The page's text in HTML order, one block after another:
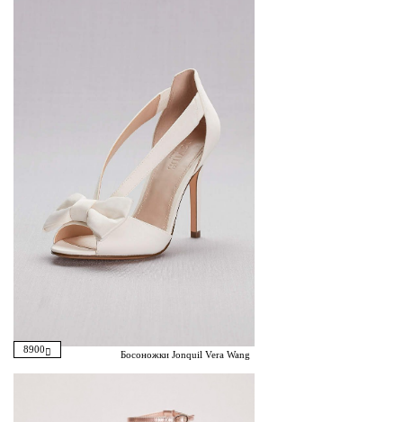
8900 Босоножки Jonquil Vera Wang